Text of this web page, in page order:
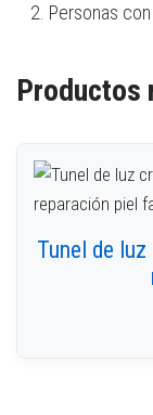
Personas
Productos
Tunel de